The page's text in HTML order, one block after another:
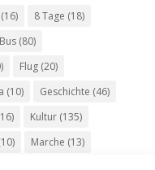
(16) 8 Tage (18)
Bus(80)
Flug(20)
(10) Geschichte (46)
Kultur(135)
Marche (13)